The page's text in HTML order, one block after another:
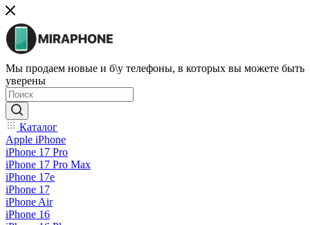
Мы продаем новые и б\у телефоны, в которых вы можете быть
уверены
Каталог
Apple iPhone
iPhone 17 Pro
iPhone 17 Pro Max
iPhone 17e
iPhone 17
iPhone Air
iPhone 16